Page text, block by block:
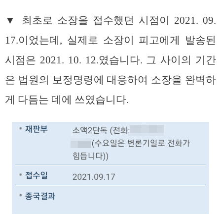
▼ 최초로 소장을 접수했던 시점이 2021. 09.
17.이었는데, 실제로 소장이 피고에게 발송된
시점은 2021. 10. 12.였습니다. 그 사이의 기간
은 법원의 보정명령에 대응하여 소장을 완벽하
게 다듬는 데에 쓰였습니다.